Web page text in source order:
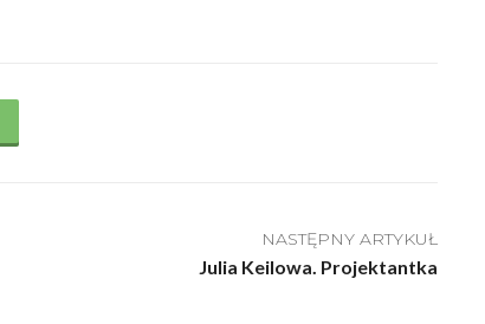
NASTĘPNY ARTYKUŁ
Julia Keilowa. Projektantka